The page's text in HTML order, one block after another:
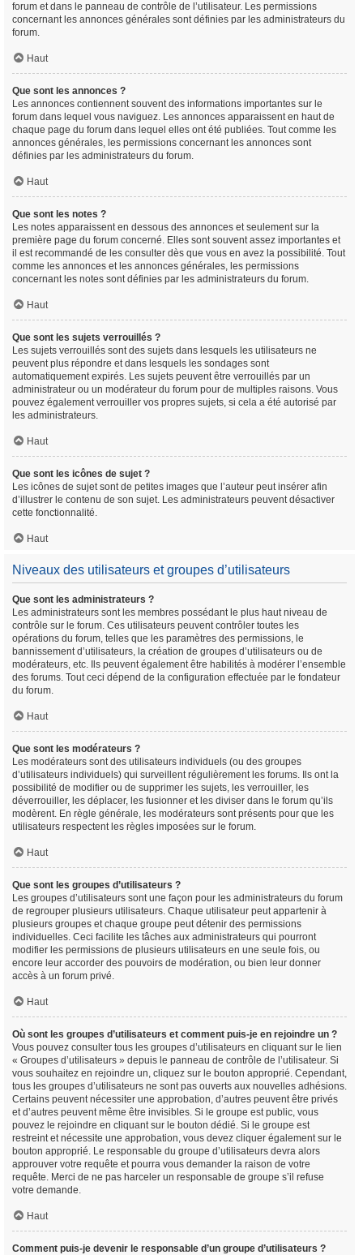
forum et dans le panneau de contrôle de l’utilisateur. Les permissions
concernant les annonces générales sont définies par les administrateurs du
forum.
Haut
Que sont les annonces ?
Les annonces contiennent souvent des informations importantes sur le
forum dans lequel vous naviguez. Les annonces apparaissent en haut de
chaque page du forum dans lequel elles ont été publiées. Tout comme les
annonces générales, les permissions concernant les annonces sont
définies par les administrateurs du forum.
Haut
Que sont les notes ?
Les notes apparaissent en dessous des annonces et seulement sur la
première page du forum concerné. Elles sont souvent assez importantes et
il est recommandé de les consulter dès que vous en avez la possibilité. Tout
comme les annonces et les annonces générales, les permissions
concernant les notes sont définies par les administrateurs du forum.
Haut
Que sont les sujets verrouillés ?
Les sujets verrouillés sont des sujets dans lesquels les utilisateurs ne
peuvent plus répondre et dans lesquels les sondages sont
automatiquement expirés. Les sujets peuvent être verrouillés par un
administrateur ou un modérateur du forum pour de multiples raisons. Vous
pouvez également verrouiller vos propres sujets, si cela a été autorisé par
les administrateurs.
Haut
Que sont les icônes de sujet ?
Les icônes de sujet sont de petites images que l’auteur peut insérer afin
d’illustrer le contenu de son sujet. Les administrateurs peuvent désactiver
cette fonctionnalité.
Haut
Niveaux des utilisateurs et groupes d’utilisateurs
Que sont les administrateurs ?
Les administrateurs sont les membres possédant le plus haut niveau de
contrôle sur le forum. Ces utilisateurs peuvent contrôler toutes les
opérations du forum, telles que les paramètres des permissions, le
bannissement d’utilisateurs, la création de groupes d’utilisateurs ou de
modérateurs, etc. Ils peuvent également être habilités à modérer l’ensemble
des forums. Tout ceci dépend de la configuration effectuée par le fondateur
du forum.
Haut
Que sont les modérateurs ?
Les modérateurs sont des utilisateurs individuels (ou des groupes
d’utilisateurs individuels) qui surveillent régulièrement les forums. Ils ont la
possibilité de modifier ou de supprimer les sujets, les verrouiller, les
déverrouiller, les déplacer, les fusionner et les diviser dans le forum qu’ils
modèrent. En règle générale, les modérateurs sont présents pour que les
utilisateurs respectent les règles imposées sur le forum.
Haut
Que sont les groupes d’utilisateurs ?
Les groupes d’utilisateurs sont une façon pour les administrateurs du forum
de regrouper plusieurs utilisateurs. Chaque utilisateur peut appartenir à
plusieurs groupes et chaque groupe peut détenir des permissions
individuelles. Ceci facilite les tâches aux administrateurs qui pourront
modifier les permissions de plusieurs utilisateurs en une seule fois, ou
encore leur accorder des pouvoirs de modération, ou bien leur donner
accès à un forum privé.
Haut
Où sont les groupes d’utilisateurs et comment puis-je en rejoindre un ?
Vous pouvez consulter tous les groupes d’utilisateurs en cliquant sur le lien
« Groupes d’utilisateurs » depuis le panneau de contrôle de l’utilisateur. Si
vous souhaitez en rejoindre un, cliquez sur le bouton approprié. Cependant,
tous les groupes d’utilisateurs ne sont pas ouverts aux nouvelles adhésions.
Certains peuvent nécessiter une approbation, d’autres peuvent être privés
et d’autres peuvent même être invisibles. Si le groupe est public, vous
pouvez le rejoindre en cliquant sur le bouton dédié. Si le groupe est
restreint et nécessite une approbation, vous devez cliquer également sur le
bouton approprié. Le responsable du groupe d’utilisateurs devra alors
approuver votre requête et pourra vous demander la raison de votre
requête. Merci de ne pas harceler un responsable de groupe s’il refuse
votre demande.
Haut
Comment puis-je devenir le responsable d’un groupe d’utilisateurs ?